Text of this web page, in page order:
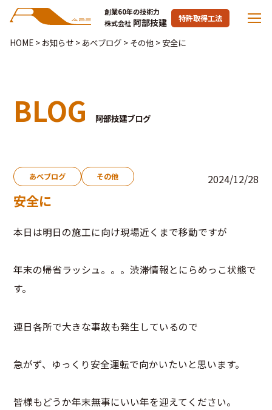
創業60年の技術力
株式会社 阿部技建 特許取得工法
HOME> お知らせ> あべブログ> その他> 安全に
BLOG 阿部技建ブログ
あべブログ その他 2024/12/28
安全に
本日は明日の施工に向け現場近くまで移動ですが
年末の帰省ラッシュ。。。渋滞情報とにらめっこ状態で
す。
連日各所で大きな事故も発生しているので
急がず、ゆっくり安全運転で向かいたいと思います。
皆様もどうか年末無事にいい年を迎えてください。